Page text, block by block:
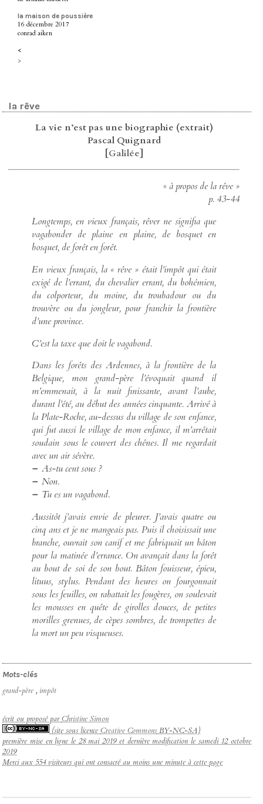
la maison de poussière
16 décembre 2017
conrad aiken
<
>
la rêve
La vie n’est pas une biographie (extrait)
Pascal Quignard
[Galilée]
« à propos de la rêve »
p. 43-44
Longtemps, en vieux français, rêver ne signifia que
vagabonder de plaine en plaine, de bosquet en
bosquet, de forêt en forêt.
En vieux français, la « rêve » était l’impôt qui était
exigé de l’errant, du chevalier errant, du bohémien,
du colporteur, du moine, du troubadour ou du
trouvère ou du jongleur, pour franchir la frontière
d’une province.
C’est la taxe que doit le vagabond.
Dans les forêts des Ardennes, à la frontière de la
Belgique, mon grand-père l’évoquait quand il
m’emmenait, à la nuit finissante, avant l’aube,
durant l’été, au début des années cinquante. Arrivé à
la Plate-Roche, au-dessus du village de son enfance,
qui fut aussi le village de mon enfance, il m’arrêtait
soudain sous le couvert des chênes. Il me regardait
avec un air sévère.
–As-tu cent sous ?
–Non.
–Tu es un vagabond.
Aussitôt j’avais envie de pleurer. J’avais quatre ou
cinq ans et je ne mangeais pas. Puis il choisissait une
branche, ouvrait son canif et me fabriquait un bâton
pour la matinée d’errance. On avançait dans la forêt
au bout de soi de son bout. Bâton fouisseur, épieu,
lituus, stylus. Pendant des heures on fourgonnait
sous les feuilles, on rabattait les fougères, on soulevait
les mousses en quête de girolles douces, de petites
morilles grenues, de cèpes sombres, de trompettes de
la mort un peu visqueuses.
Mots-clés
grand-père , impôt
écrit ou proposé parChristine Simon
(site sous licenceCreative Commons BY-NC-SA)
première mise en ligne le 28 mai 2019 et dernière modification le samedi 12 octobre
2019
Merci aux 554 visiteurs qui ont consacré au moins une minute à cette page